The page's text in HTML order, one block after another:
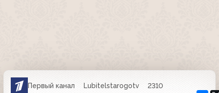
Первый канал Lubitelstarogotv
2310